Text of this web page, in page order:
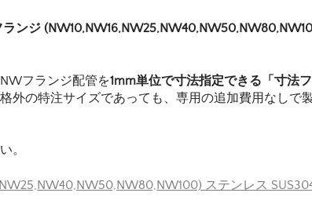
ンジ
フランジ配管を1mm単位で寸法指定できる「寸法フ
外の特注サイズであっても、専用の追加費用なしで
。
ステンレス SUS304